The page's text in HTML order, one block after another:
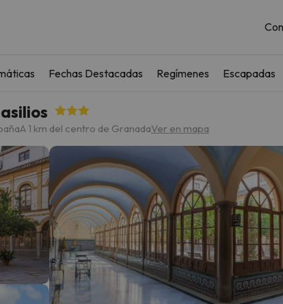
Fechas Destacadas Regímenes Escapadas
A 1 km del centro de GranadaVer en mapa